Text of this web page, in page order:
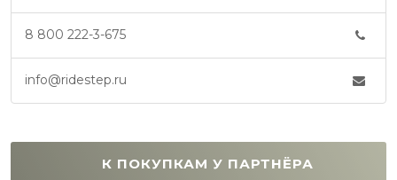
8 800 222-3-675
info@ridestep.ru
К ПОКУПКАМ У ПАРТНЁРА